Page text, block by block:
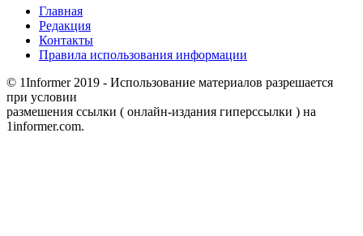
Главная
Редакция
Контакты
Правила использования информации
© 1Informer 2019 - Использование материалов разрешается
при условии
размешения ссылки ( онлайн-издания гиперссылки ) на
1informer.com.